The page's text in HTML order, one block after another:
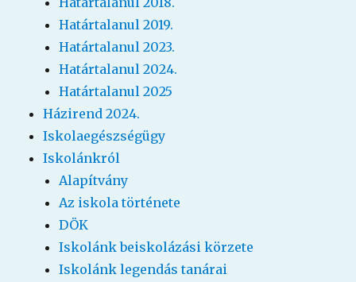
Határtalanul 2019.
Határtalanul 2023.
Határtalanul 2024.
Határtalanul 2025
Házirend 2024.
Iskolaegészségügy
Iskolánkról
Alapítvány
Az iskola története
DÖK
Iskolánk beiskolázási körzete
Iskolánk legendás tanárai